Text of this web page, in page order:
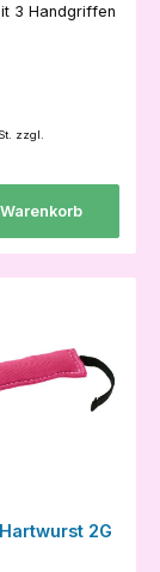
3 Handgriffen
zzgl.
2G